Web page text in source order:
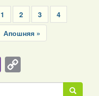
Page
1 Page
2 Page
3 Page
4
Last
page
Апошняя »
ViberCopy
Link Пошук
Пошук